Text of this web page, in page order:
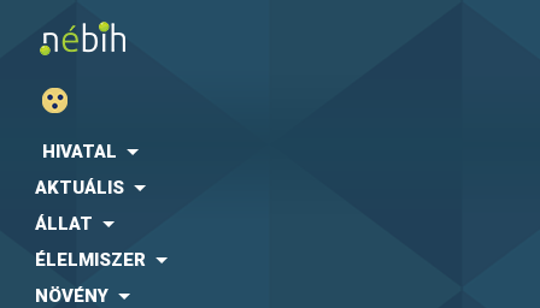
HIVATAL
AKTUÁLIS
ÁLLAT
ÉLELMISZER
NÖVÉNY